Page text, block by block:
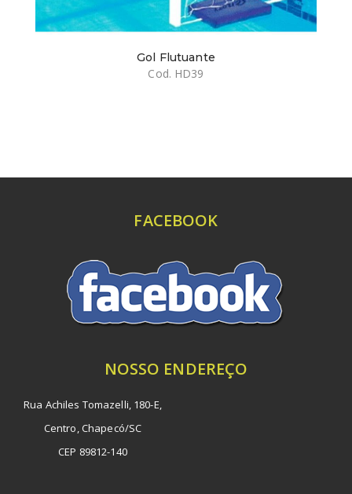
Gol Flutuante
Cod. HD39
FACEBOOK
NOSSO ENDEREÇO
Rua Achiles Tomazelli, 180-E,
Centro, Chapecó/SC
CEP 89812-140